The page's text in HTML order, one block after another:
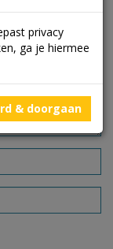
privacy
ga je hiermee
& doorgaan